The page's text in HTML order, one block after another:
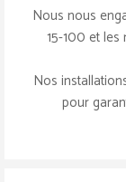
Nous nous
15-100 et
Nos
pour